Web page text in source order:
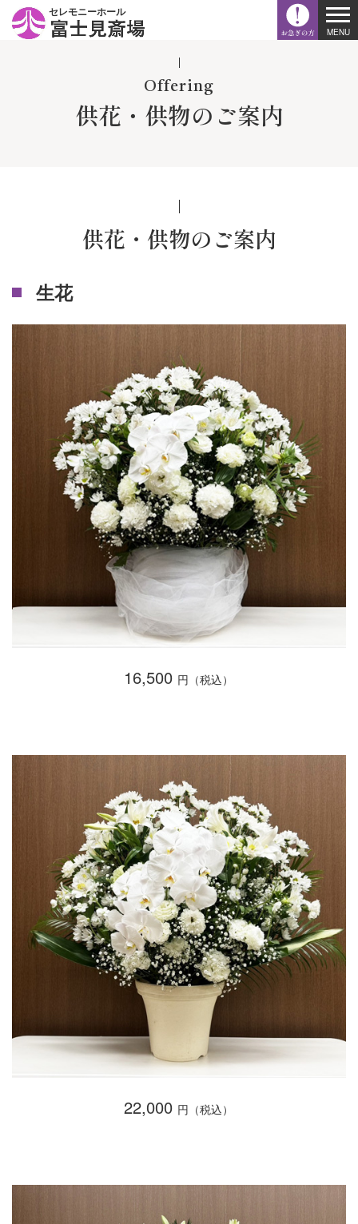
セレモニーホール
Offering
供花・供物のご案内
供花・供物のご案内
生花
16,500 円（税込）
22,000 円（税込）